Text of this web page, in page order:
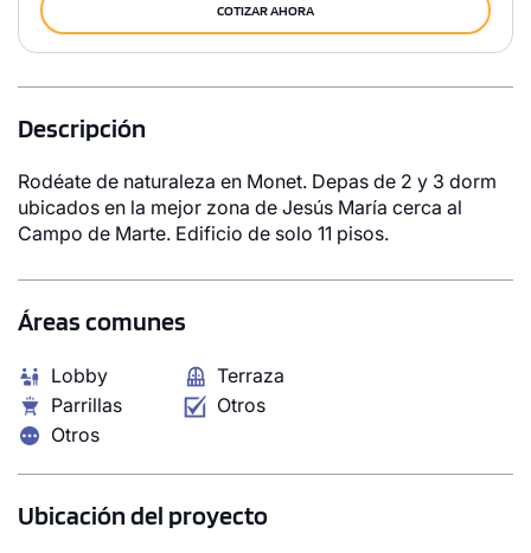
COTIZAR AHORA
Descripción
Rodéate de naturaleza en Monet. Depas de 2 y 3 dorm
ubicados en la mejor zona de Jesús María cerca al
Campo de Marte. Edificio de solo 11 pisos.
Áreas comunes
Lobby
Terraza
Parrillas
Otros
Otros
Ubicación del proyecto